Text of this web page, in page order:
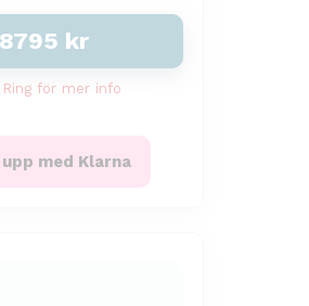
kr
för mer info
upp med Klarna